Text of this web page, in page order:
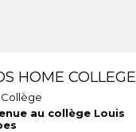
HOME COLLEGE
au collège Louis